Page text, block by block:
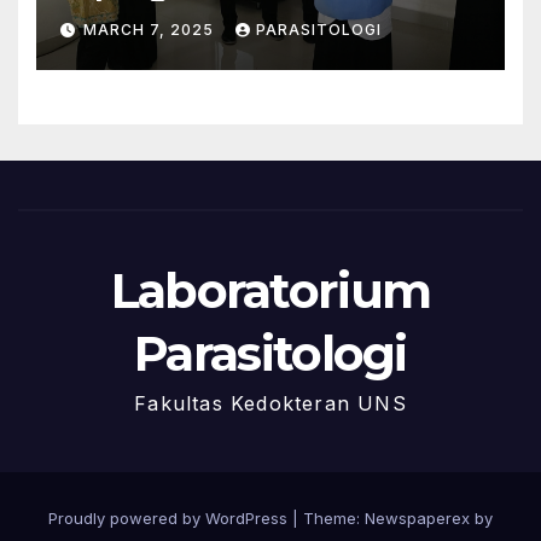
LAMPTKes Program Studi
Kedokteran dan Profesi
Dokter FK UNS ke
MARCH 7, 2025 PARASITOLOGI
Laboratorium
Parasitologi
Fakultas Kedokteran UNS
Proudly powered by WordPress
Theme: Newspaperex by